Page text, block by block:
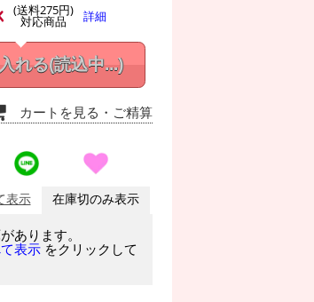
(送料275円)
対応商品 詳細
れる(読込中...)
カートを見る ・ご精算
表示 在庫切のみ表示
あります。
表示 をクリックして